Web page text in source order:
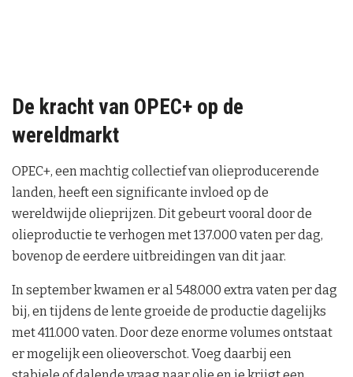
De kracht van OPEC+ op de
wereldmarkt
OPEC+, een machtig collectief van olieproducerende
landen, heeft een significante invloed op de
wereldwijde olieprijzen. Dit gebeurt vooral door de
olieproductie te verhogen met 137.000 vaten per dag,
bovenop de eerdere uitbreidingen van dit jaar.
In september kwamen er al 548.000 extra vaten per dag
bij, en tijdens de lente groeide de productie dagelijks
met 411.000 vaten. Door deze enorme volumes ontstaat
er mogelijk een olieoverschot. Voeg daarbij een